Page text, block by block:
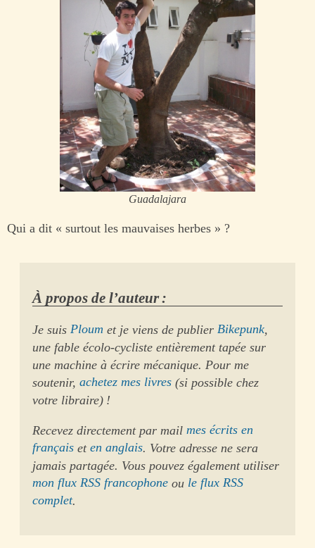
Guadalajara
Qui a dit « surtout les mauvaises herbes » ?
À propos de l’auteur :
Je suisPloum et je viens de publierBikepunk,
une fable écolo-cycliste entièrement tapée sur
une machine à écrire mécanique. Pour me
soutenir,achetez mes livres (si possible chez
votre libraire) !
Recevez directement par mailmes écrits en
français eten anglais. Votre adresse ne sera
jamais partagée. Vous pouvez également utiliser
mon flux RSS francophone ou le flux RSS
complet.